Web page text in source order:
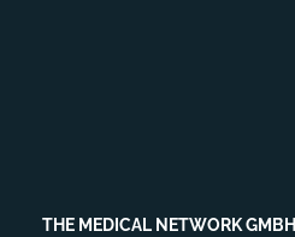
THE MEDICAL NETWORK GMBH